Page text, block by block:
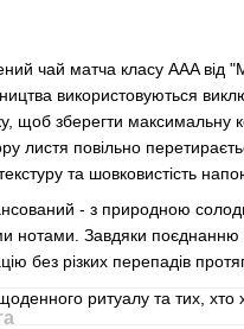
чай матча класу AAA від
використовуються
щоб зберегти максимальну
листя повільно
та шовковистість
- з природною
нотами. Завдяки поєднанню
без різких перепадів
ритуалу та тих, хто